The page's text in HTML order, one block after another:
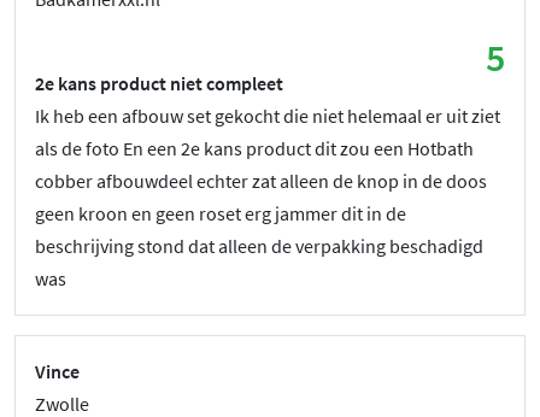
5
2e kans product niet compleet
Ik heb een afbouw set gekocht die niet helemaal er uit ziet
als de foto En een 2e kans product dit zou een Hotbath
cobber afbouwdeel echter zat alleen de knop in de doos
geen kroon en geen roset erg jammer dit in de
beschrijving stond dat alleen de verpakking beschadigd
was
Vince
Zwolle